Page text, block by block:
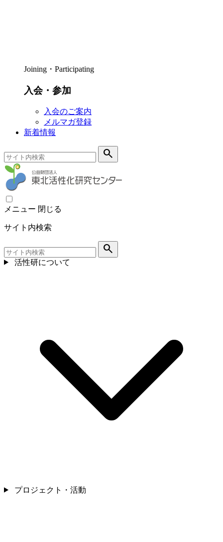
Joining・Participating
入会・参加
入会のご案内
メルマガ登録
新着情報
search
メニュー 閉じる
サイト内検索
search
活性研について
プロジェクト・活動